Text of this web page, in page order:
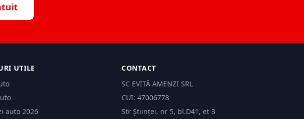
UTILE
auto 2026
CONTACT
SC EVITĂ AMENZI SRL
CUI: 47006778
Str Științei, nr 5, bl.D41, et 3